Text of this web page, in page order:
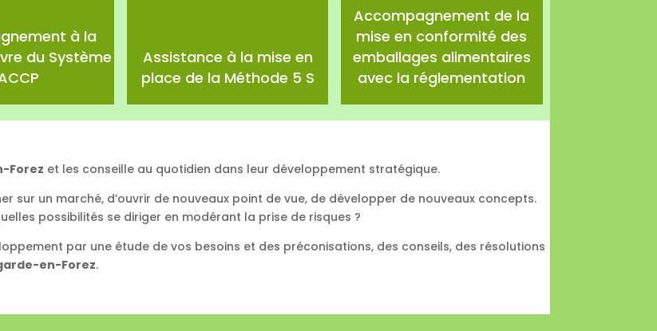
à la
du Système
Assistance à la mise en
place de la Méthode 5 S
Accompagnement de la
mise en conformité des
emballages alimentaires
avec la réglementation
Forez et les conseille au quotidien dans leur développement stratégique.
sur un marché, d’ouvrir de nouveaux point de vue, de développer de nouveaux concepts.
possibilités se diriger en modérant la prise de risques ?
par une étude de vos besoins et des préconisations, des conseils, des résolutions
en-Forez.